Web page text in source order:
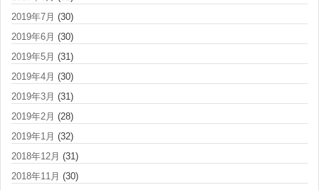
2019年7月 (30)
2019年6月 (30)
2019年5月 (31)
2019年4月 (30)
2019年3月 (31)
2019年2月 (28)
2019年1月 (32)
2018年12月 (31)
2018年11月 (30)